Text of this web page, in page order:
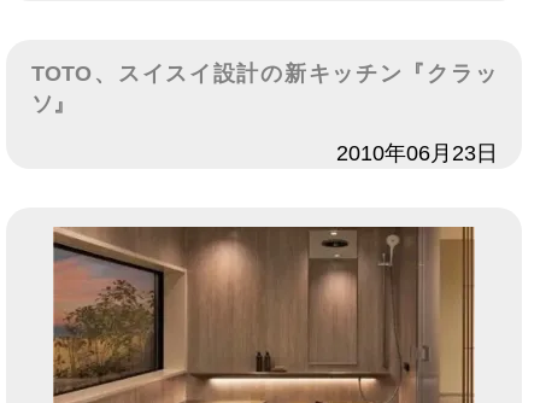
TOTO、スイスイ設計の新キッチン『クラッ
ソ』
2010年06月23日